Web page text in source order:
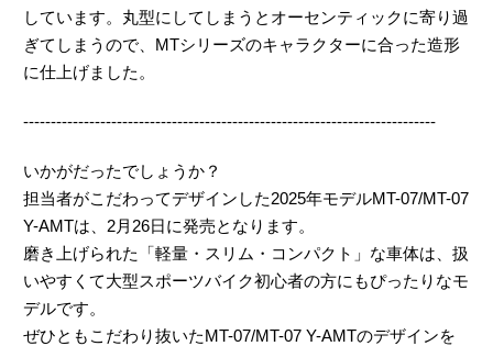
しています。丸型にしてしまうとオーセンティックに寄り過
ぎてしまうので、MTシリーズのキャラクターに合った造形
に仕上げました。
---------------------------------------------------------------------------
いかがだったでしょうか？
担当者がこだわってデザインした2025年モデルMT-07/MT-07
Y-AMTは、2月26日に発売となります。
磨き上げられた「軽量・スリム・コンパクト」な車体は、扱
いやすくて大型スポーツバイク初心者の方にもぴったりなモ
デルです。
ぜひともこだわり抜いたMT-07/MT-07 Y-AMTのデザインを